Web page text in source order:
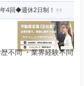
4回◆週休2日制！
不問 ・業界経験不問